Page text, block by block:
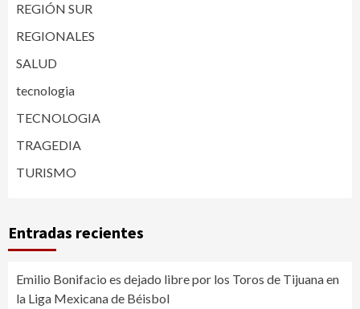
REGIÓN SUR
REGIONALES
SALUD
tecnologia
TECNOLOGIA
TRAGEDIA
TURISMO
Entradas recientes
Emilio Bonifacio es dejado libre por los Toros de Tijuana en
la Liga Mexicana de Béisbol